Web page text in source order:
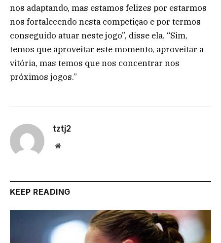
nos adaptando, mas estamos felizes por estarmos
nos fortalecendo nesta competição e por termos
conseguido atuar neste jogo”, disse ela. “Sim,
temos que aproveitar este momento, aproveitar a
vitória, mas temos que nos concentrar nos
próximos jogos.”
tztj2
Website
KEEP READING